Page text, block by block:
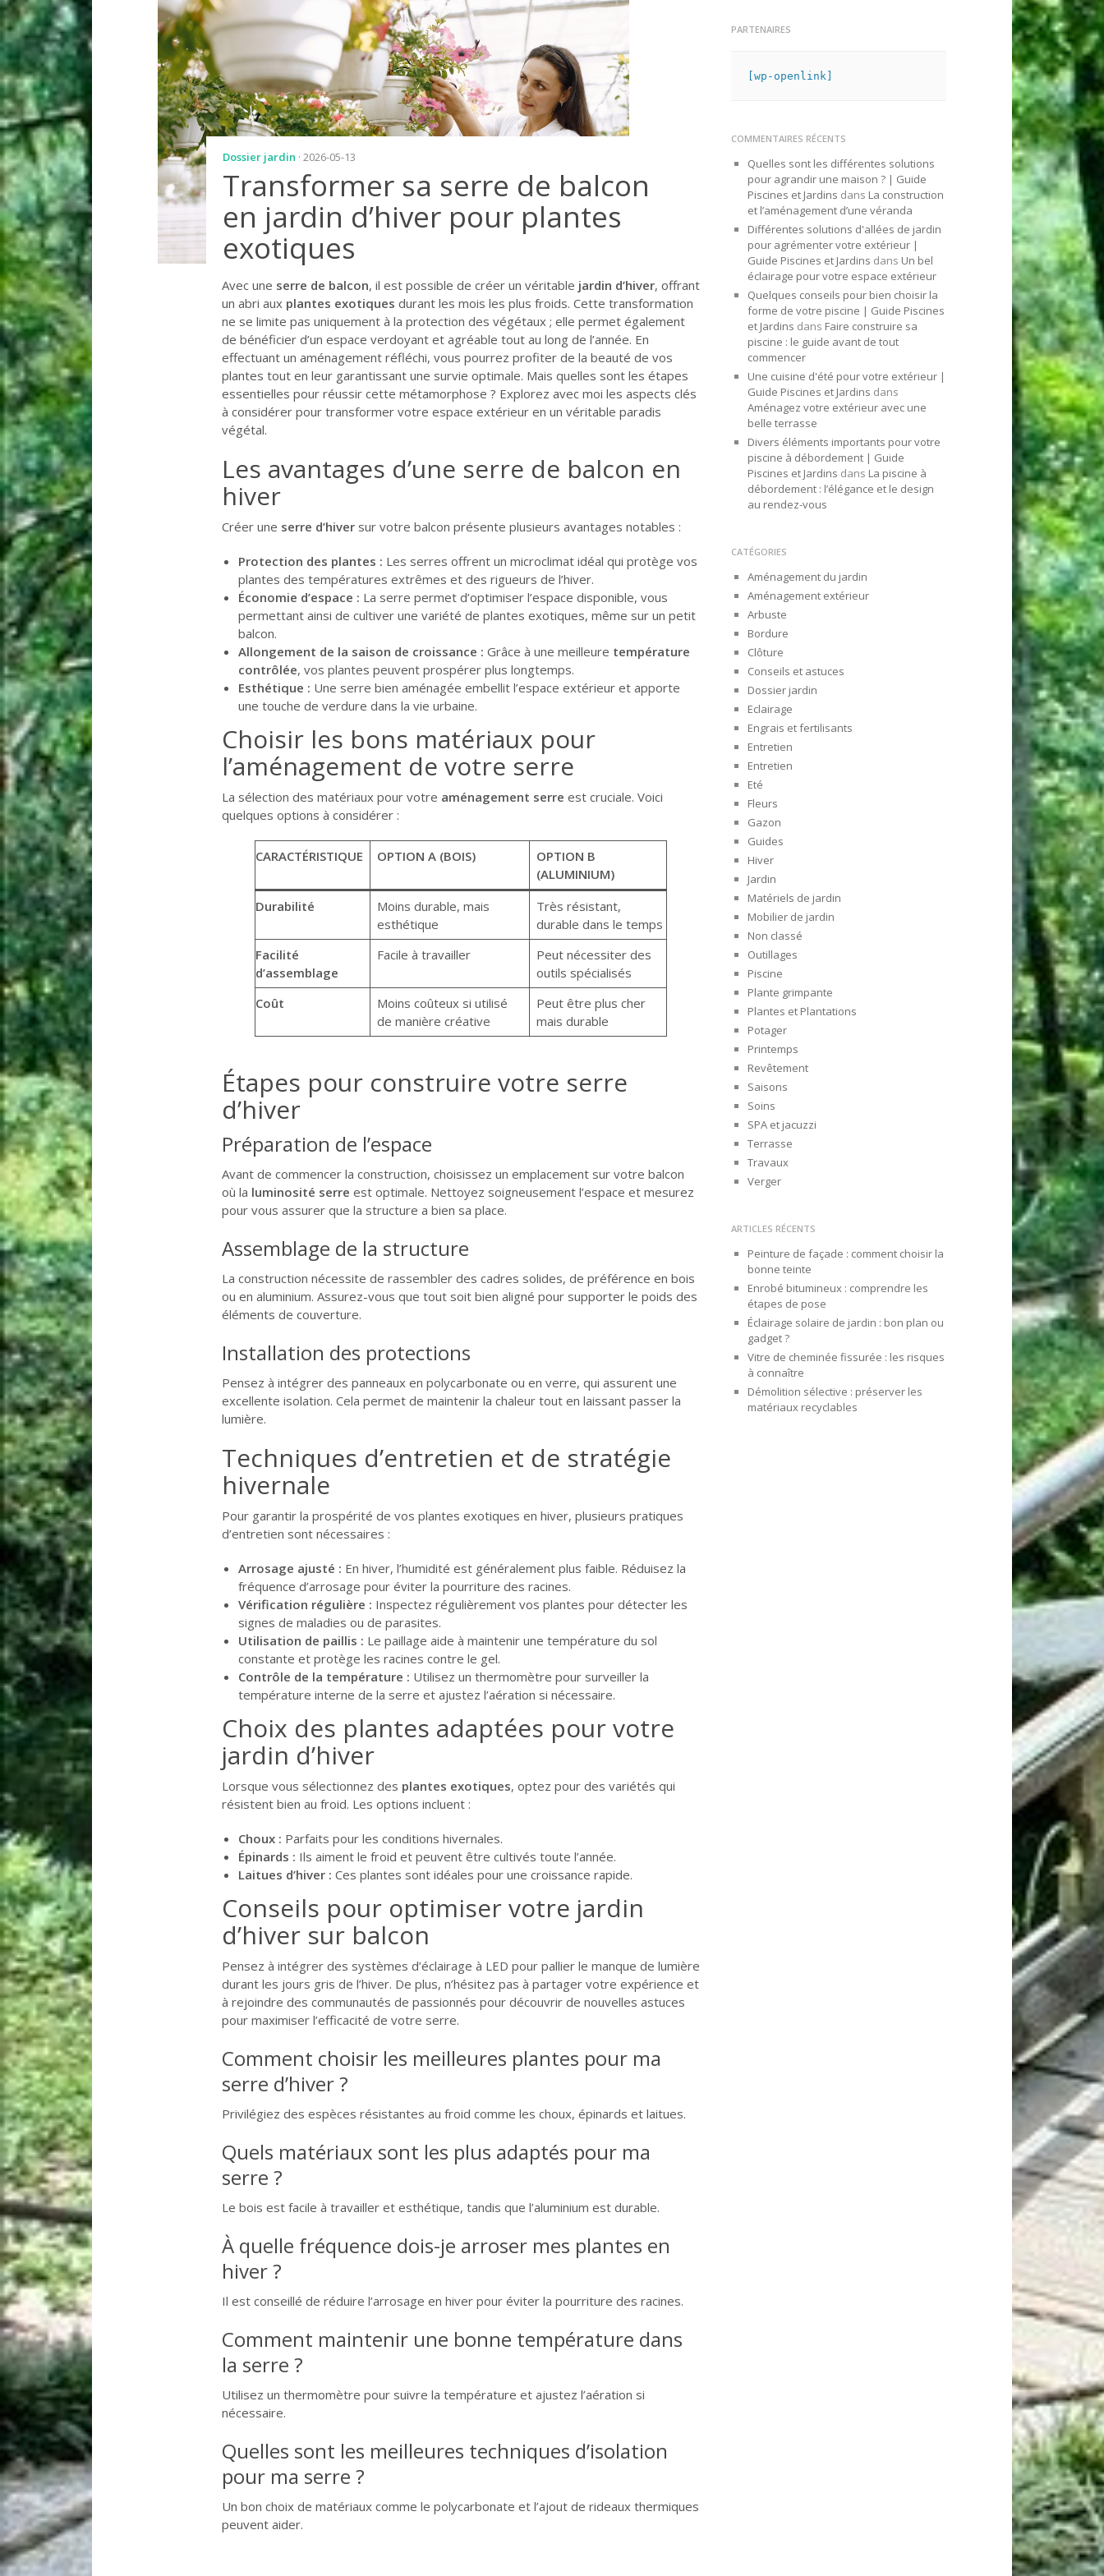
Dossier jardin · 2026-05-13
Transformer sa serre de balcon
en jardin d’hiver pour plantes
exotiques
Avec une serre de balcon, il est possible de créer un véritable jardin d’hiver, offrant
un abri aux plantes exotiques durant les mois les plus froids. Cette transformation
ne se limite pas uniquement à la protection des végétaux ; elle permet également
de bénéficier d’un espace verdoyant et agréable tout au long de l’année. En
effectuant un aménagement réfléchi, vous pourrez profiter de la beauté de vos
plantes tout en leur garantissant une survie optimale. Mais quelles sont les étapes
essentielles pour réussir cette métamorphose ? Explorez avec moi les aspects clés
à considérer pour transformer votre espace extérieur en un véritable paradis
végétal.
Les avantages d’une serre de balcon en
hiver
Créer une serre d’hiver sur votre balcon présente plusieurs avantages notables :
Protection des plantes : Les serres offrent un microclimat idéal qui protège vos
plantes des températures extrêmes et des rigueurs de l’hiver.
Économie d’espace : La serre permet d’optimiser l’espace disponible, vous
permettant ainsi de cultiver une variété de plantes exotiques, même sur un petit
balcon.
Allongement de la saison de croissance : Grâce à une meilleure température
contrôlée, vos plantes peuvent prospérer plus longtemps.
Esthétique : Une serre bien aménagée embellit l’espace extérieur et apporte
une touche de verdure dans la vie urbaine.
Choisir les bons matériaux pour
l’aménagement de votre serre
La sélection des matériaux pour votre aménagement serre est cruciale. Voici
quelques options à considérer :
CARACTÉRISTIQUE OPTION A (BOIS)
OPTION B
(ALUMINIUM)
Durabilité
Moins durable, mais
esthétique
Très résistant,
durable dans le temps
Facilité
d’assemblage
Facile à travailler
Peut nécessiter des
outils spécialisés
Coût
Moins coûteux si utilisé
de manière créative
Peut être plus cher
mais durable
Étapes pour construire votre serre
d’hiver
Préparation de l’espace
Avant de commencer la construction, choisissez un emplacement sur votre balcon
où la luminosité serre est optimale. Nettoyez soigneusement l’espace et mesurez
pour vous assurer que la structure a bien sa place.
Assemblage de la structure
La construction nécessite de rassembler des cadres solides, de préférence en bois
ou en aluminium. Assurez-vous que tout soit bien aligné pour supporter le poids des
éléments de couverture.
Installation des protections
Pensez à intégrer des panneaux en polycarbonate ou en verre, qui assurent une
excellente isolation. Cela permet de maintenir la chaleur tout en laissant passer la
lumière.
Techniques d’entretien et de stratégie
hivernale
Pour garantir la prospérité de vos plantes exotiques en hiver, plusieurs pratiques
d’entretien sont nécessaires :
Arrosage ajusté : En hiver, l’humidité est généralement plus faible. Réduisez la
fréquence d’arrosage pour éviter la pourriture des racines.
Vérification régulière : Inspectez régulièrement vos plantes pour détecter les
signes de maladies ou de parasites.
Utilisation de paillis : Le paillage aide à maintenir une température du sol
constante et protège les racines contre le gel.
Contrôle de la température : Utilisez un thermomètre pour surveiller la
température interne de la serre et ajustez l’aération si nécessaire.
Choix des plantes adaptées pour votre
jardin d’hiver
Lorsque vous sélectionnez des plantes exotiques, optez pour des variétés qui
résistent bien au froid. Les options incluent :
Choux : Parfaits pour les conditions hivernales.
Épinards : Ils aiment le froid et peuvent être cultivés toute l’année.
Laitues d’hiver : Ces plantes sont idéales pour une croissance rapide.
Conseils pour optimiser votre jardin
d’hiver sur balcon
Pensez à intégrer des systèmes d’éclairage à LED pour pallier le manque de lumière
durant les jours gris de l’hiver. De plus, n’hésitez pas à partager votre expérience et
à rejoindre des communautés de passionnés pour découvrir de nouvelles astuces
pour maximiser l’efficacité de votre serre.
Comment choisir les meilleures plantes pour ma
serre d’hiver ?
Privilégiez des espèces résistantes au froid comme les choux, épinards et laitues.
Quels matériaux sont les plus adaptés pour ma
serre ?
Le bois est facile à travailler et esthétique, tandis que l’aluminium est durable.
À quelle fréquence dois-je arroser mes plantes en
hiver ?
Il est conseillé de réduire l’arrosage en hiver pour éviter la pourriture des racines.
Comment maintenir une bonne température dans
la serre ?
Utilisez un thermomètre pour suivre la température et ajustez l’aération si
nécessaire.
Quelles sont les meilleures techniques d’isolation
pour ma serre ?
Un bon choix de matériaux comme le polycarbonate et l’ajout de rideaux thermiques
peuvent aider.
PARTENAIRES
[wp-openlink]
COMMENTAIRES RÉCENTS
Quelles sont les différentes solutions
pour agrandir une maison ? | Guide
Piscines et Jardins dans La construction
et l’aménagement d’une véranda
Différentes solutions d'allées de jardin
pour agrémenter votre extérieur |
Guide Piscines et Jardins dans Un bel
éclairage pour votre espace extérieur
Quelques conseils pour bien choisir la
forme de votre piscine | Guide Piscines
et Jardins dans Faire construire sa
piscine : le guide avant de tout
commencer
Une cuisine d'été pour votre extérieur |
Guide Piscines et Jardins dans
Aménagez votre extérieur avec une
belle terrasse
Divers éléments importants pour votre
piscine à débordement | Guide
Piscines et Jardins dans La piscine à
débordement : l’élégance et le design
au rendez-vous
CATÉGORIES
Aménagement du jardin
Aménagement extérieur
Arbuste
Bordure
Clôture
Conseils et astuces
Dossier jardin
Eclairage
Engrais et fertilisants
Entretien
Entretien
Eté
Fleurs
Gazon
Guides
Hiver
Jardin
Matériels de jardin
Mobilier de jardin
Non classé
Outillages
Piscine
Plante grimpante
Plantes et Plantations
Potager
Printemps
Revêtement
Saisons
Soins
SPA et jacuzzi
Terrasse
Travaux
Verger
ARTICLES RÉCENTS
Peinture de façade : comment choisir la
bonne teinte
Enrobé bitumineux : comprendre les
étapes de pose
Éclairage solaire de jardin : bon plan ou
gadget ?
Vitre de cheminée fissurée : les risques
à connaître
Démolition sélective : préserver les
matériaux recyclables